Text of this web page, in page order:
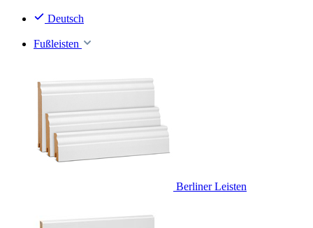
Deutsch
Fußleisten
Berliner Leisten